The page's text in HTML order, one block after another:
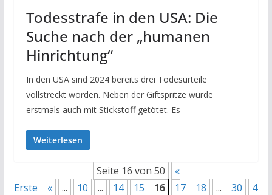
Todesstrafe in den USA: Die
Suche nach der „humanen
Hinrichtung“
In den USA sind 2024 bereits drei Todesurteile
vollstreckt worden. Neben der Giftspritze wurde
erstmals auch mit Stickstoff getötet. Es
Weiterlesen
Seite 16 von 50
«
Erste
« ... 10 ... 14 15 16 17 18 ... 30
4